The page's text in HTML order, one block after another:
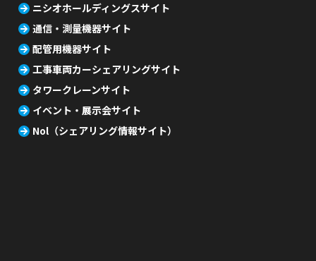
ニシオホールディングスサイト
通信・測量機器サイト
配管用機器サイト
工事車両カーシェアリングサイト
タワークレーンサイト
イベント・展示会サイト
Nol（シェアリング情報サイト）